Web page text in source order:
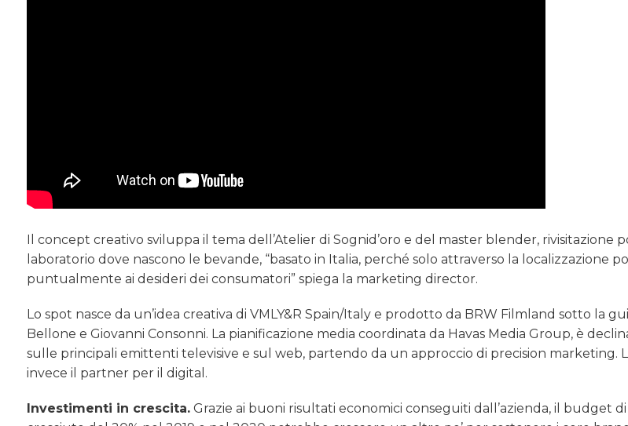
Il concept creativo sviluppa il tema dell’Atelier di Sognid’oro e del master blender, rivisitazione
laboratorio dove nascono le bevande, “basato in Italia, perché solo attraverso la localizzazione
puntualmente ai desideri dei consumatori” spiega la marketing director.
Lo spot nasce da un’idea creativa di VMLY&R Spain/Italy e prodotto da BRW Filmland sotto la
Bellone e Giovanni Consonni. La pianificazione media coordinata da Havas Media Group, è
sulle principali emittenti televisive e sul web, partendo da un approccio di precision marketing.
invece il partner per il digital.
Investimenti in crescita. Grazie ai buoni risultati economici conseguiti dall’azienda, il budget